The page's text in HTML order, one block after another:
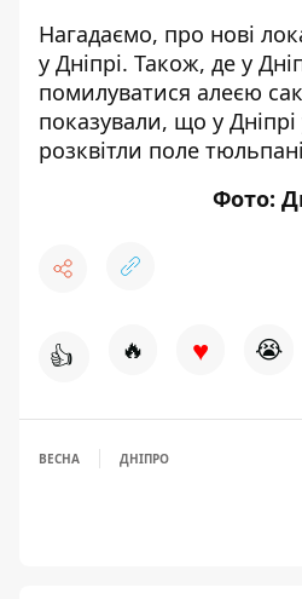
Нагадаємо, про нові
у Дніпрі. Також, де у
помилуватися алеєю
показували, що у
розквітли поле
Фото:
👍 🔥 ♥ 😭
ВЕСНА ДНІПРО